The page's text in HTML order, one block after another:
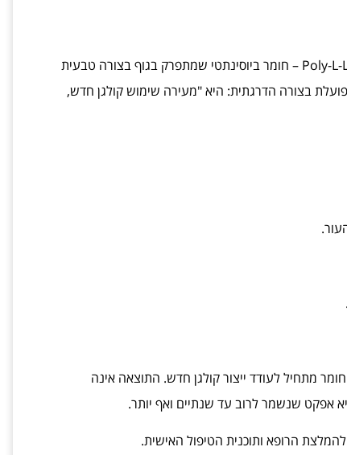
סקולפטרה היא הזרקה המבוססת על חומר בשם Poly-L-Lactic Acid (PLLA) – חומר ביוסינתטי שמתפרק בגוף בצורה טבעית
בצורה הדרגתית: היא "מעירה שימוש קולגן חדש,
מתחיל לעודד ייצור קולגן חדש. התוצאה אינה
אפקט שנשמר לרוב עד שנתיים ואף יותר.